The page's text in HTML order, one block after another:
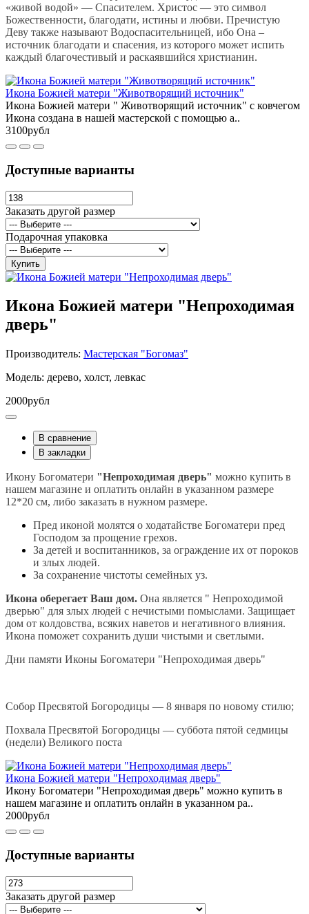
«живой водой» — Спасителем. Христос — это символ
Божественности, благодати, истины и любви. Пречистую
Деву также называют Водоспасительницей, ибо Она –
источник благодати и спасения, из которого может испить
каждый благочестивый и раскаявшийся христианин.
Икона Божией матери "Животворящий источник"
Икона Божией матери " Животворящий источник" с ковчегом
Икона создана в нашей мастерской с помощью а..
3100рубл
Доступные варианты
Заказать другой размер
Подарочная упаковка
Купить
Икона Божией матери "Непроходимая
дверь"
Производитель: Мастерская "Богомаз"
Модель: дерево, холст, левкас
2000рубл
В сравнение
В закладки
Икону Богоматери "Непроходимая дверь" можно купить в
нашем магазине и оплатить онлайн в указанном размере
12*20 см, либо заказать в нужном размере.
Пред иконой молятся о ходатайстве Богоматери пред
Господом за прощение грехов.
За детей и воспитанников, за ограждение их от пороков
и злых людей.
За сохранение чистоты семейных уз.
Икона оберегает Ваш дом. Она является " Непроходимой
дверью" для злых людей с нечистыми помыслами. Защищает
дом от колдовства, всяких наветов и негативного влияния.
Икона поможет сохранить души чистыми и светлыми.
Дни памяти Иконы Богоматери "Непроходимая дверь"
Собор Пресвятой Богородицы — 8 января по новому стилю;
Похвала Пресвятой Богородицы — суббота пятой седмицы
(недели) Великого поста
Икона Божией матери "Непроходимая дверь"
Икону Богоматери "Непроходимая дверь" можно купить в
нашем магазине и оплатить онлайн в указанном ра..
2000рубл
Доступные варианты
Заказать другой размер